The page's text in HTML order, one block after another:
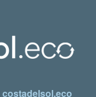
costadelsol.eco